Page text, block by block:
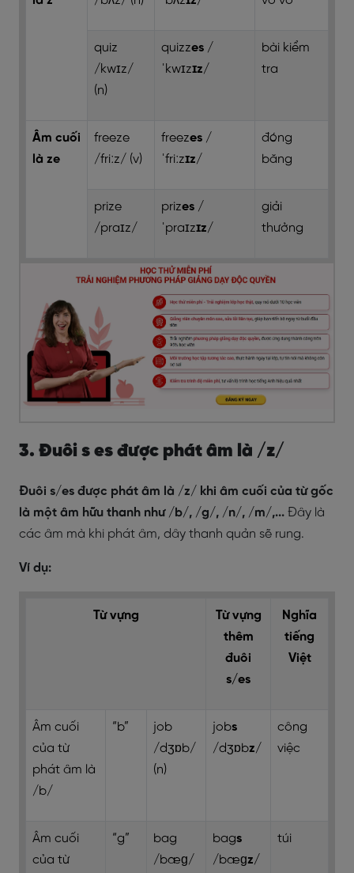
quiz
/kwɪz/
(n)
quizzes /
ˈkwɪzɪz/
bài kiểm
tra
Âm cuối
là ze
freeze
/friːz/ (v)
freezes /
ˈfriːzɪz/
đóng
băng
prize
/praɪz/
prizes /
ˈpraɪzɪz/
giải
thưởng
3. Đuôi s es được phát âm là /z/
Đuôi s/es được phát âm là /z/ khi âm cuối của từ gốc
là một âm hữu thanh như /b/, /g/, /n/, /m/,... Đây là
các âm mà khi phát âm, dây thanh quản sẽ rung.
Ví dụ:
Từ vựng
Từ vựng
thêm
đuôi
s/es
Nghĩa
tiếng
Việt
Âm cuối
của từ
phát âm là
/b/
“b”
job
/dʒɒb/
(n)
jobs
/dʒɒbz/
công
việc
Âm cuối
của từ
“g”
bag
/bæɡ/
bags
/bæɡz/
túi